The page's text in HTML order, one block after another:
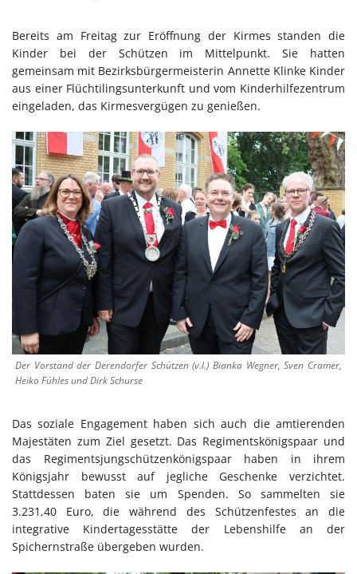
Bereits am Freitag zur Eröffnung der Kirmes standen die
Kinder bei der Schützen im Mittelpunkt. Sie hatten
gemeinsam mit Bezirksbürgermeisterin Annette Klinke Kinder
aus einer Flüchtilingsunterkunft und vom Kinderhilfezentrum
eingeladen, das Kirmesvergügen zu genießen.
Der Vorstand der Derendorfer Schützen (v.l.) Bianka Wegner, Sven Cramer,
Heiko Fühles und Dirk Schurse
Das soziale Engagement haben sich auch die amtierenden
Majestäten zum Ziel gesetzt. Das Regimentskönigspaar und
das Regimentsjungschützenkönigspaar haben in ihrem
Königsjahr bewusst auf jegliche Geschenke verzichtet.
Stattdessen baten sie um Spenden. So sammelten sie
3.231,40 Euro, die während des Schützenfestes an die
integrative Kindertagesstätte der Lebenshilfe an der
Spichernstraße übergeben wurden.